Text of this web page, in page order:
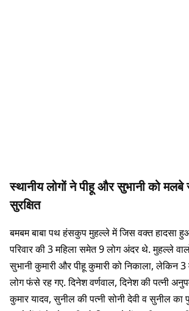
स्थानीय लोगों ने पीहू और सुभानी को मलबे
सुरक्षित
बमबम बाबा पथ हंसकुप मुहल्ले में जिस वक्त हादसा
परिवार की 3 महिला समेत 9 लोग अंदर थे. मुहल्ले
सुभानी कुमारी और पीहू कुमारी को निकाला, लेकिन
लोग फंसे रह गए. दिनेश वर्णवाल, दिनेश की पत्नी
कुमार यादव, सुनील की पत्नी सोनी देवी व सुनील का